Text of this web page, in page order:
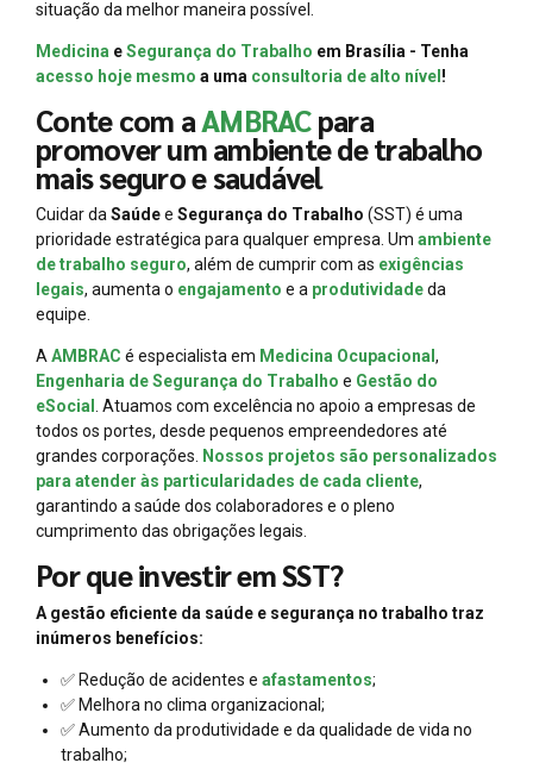
situação da melhor maneira possível.
Medicina eSegurança do Trabalho em Brasília - Tenha
acesso hoje mesmo a uma consultoria de alto nível!
Conte com aAMBRACpara
promover um ambiente de trabalho
mais seguro e saudável
Cuidar daSaúdee Segurança do Trabalho (SST) é uma
prioridade estratégica para qualquer empresa. Um ambiente
de trabalho seguro, além de cumprir com as exigências
legais, aumenta o engajamento e a produtividadeda
equipe.
AAMBRAC é especialista em Medicina Ocupacional ,
Engenharia de Segurança do Trabalho e Gestão do
eSocial . Atuamos com excelência no apoio a empresas de
todos os portes, desde pequenos empreendedores até
grandes corporações. Nossos projetos são personalizados
para atender às particularidades de cada cliente,
garantindo a saúde dos colaboradores e o pleno
cumprimento das obrigações legais.
Por que investir em SST?
A gestão eficiente da saúde e segurança no trabalho traz
inúmeros benefícios:
✅ Redução de acidentes e afastamentos;
✅ Melhora no clima organizacional;
✅ Aumento da produtividade e da qualidade de vida no
trabalho;